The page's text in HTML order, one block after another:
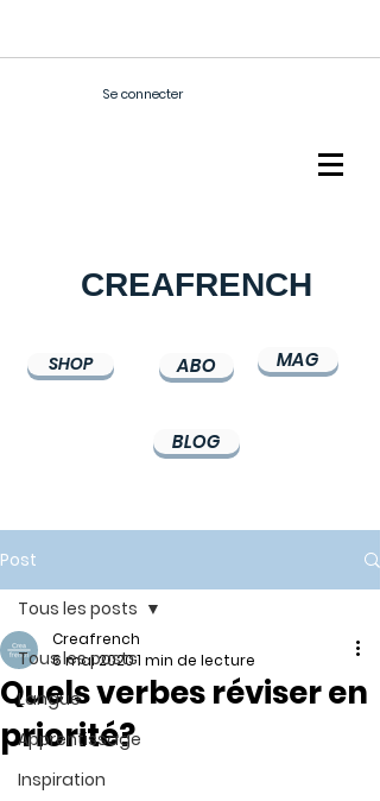
Se connecter
CREAFRENCH
SHOP ABO MAG
BLOG
Post
Tous les posts
Langue
Apprentissage
Inspiration
Tous les posts
Quels verbes réviser en
priorité?
Creafrench
6 mai 20201 min de lecture